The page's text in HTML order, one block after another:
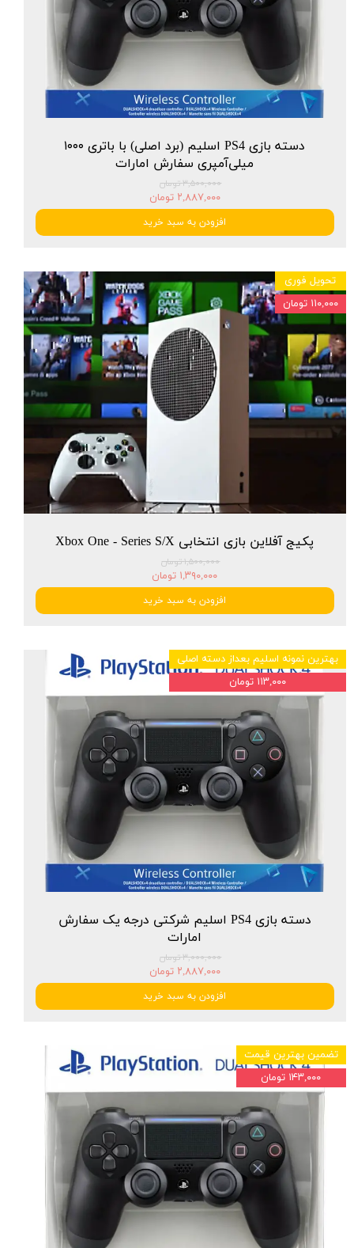
دسته بازی PS4 اسلیم (برد اصلی) با باتری ۱۰۰۰
میلی‌آمپری سفارش امارات
۳,۵۰۰,۰۰۰ تومان
۲,۸۸۷,۰۰۰ تومان
افزودن به سبد خرید
پکیج آفلاین بازی انتخابی Xbox One - Series S/X
۱,۵۰۰,۰۰۰ تومان
۱,۳۹۰,۰۰۰ تومان
افزودن به سبد خرید
تحویل فوری
۱۱۰,۰۰۰ تومان
دسته بازی PS4 اسلیم شرکتی درجه یک سفارش
امارات
۳,۰۰۰,۰۰۰ تومان
۲,۸۸۷,۰۰۰ تومان
افزودن به سبد خرید
بهترین نمونه اسلیم بعداز دسته اصلی
۱۱۳,۰۰۰ تومان
تضمین بهترین قیمت
۱۴۳,۰۰۰ تومان